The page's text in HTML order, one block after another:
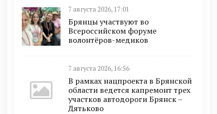
7 августа 2026, 17:01
Брянцы участвуют во
Всероссийском форуме
волонтёров-медиков
7 августа 2026, 16:56
В рамках нацпроекта в Брянской
области ведется капремонт трех
участков автодороги Брянск –
Дятьково